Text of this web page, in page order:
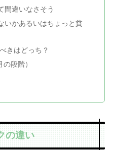
間違いなさそう
いかあるいはちょっと貧
きはどっち？
段階）
の違い